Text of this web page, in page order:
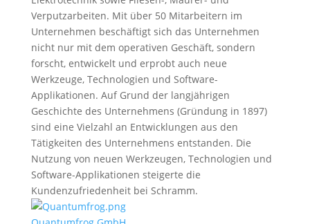
Verputzarbeiten. Mit über 50 Mitarbeitern im
Unternehmen beschäftigt sich das Unternehmen
nicht nur mit dem operativen Geschäft, sondern
forscht, entwickelt und erprobt auch neue
Werkzeuge, Technologien und Software-
Applikationen. Auf Grund der langjährigen
Geschichte des Unternehmens (Gründung in 1897)
sind eine Vielzahl an Entwicklungen aus den
Tätigkeiten des Unternehmens entstanden. Die
Nutzung von neuen Werkzeugen, Technologien und
Software-Applikationen steigerte die
Kundenzufriedenheit bei Schramm.